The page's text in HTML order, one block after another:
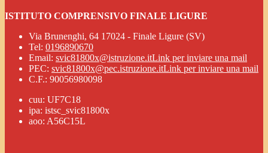
ISTITUTO COMPRENSIVO FINALE LIGURE
Via Brunenghi, 64 17024 - Finale Ligure (SV)
Tel: 0196890670
Email: svic81800x@istruzione.itLink per inviare una mail
PEC: svic81800x@pec.istruzione.itLink per inviare una mail
C.F.: 90056980098
cuu: UF7C18
ipa: istsc_svic81800x
aoo: A56C15L